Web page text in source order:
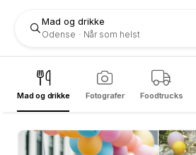
Mad og drikke
Odense Når som helst
Mad og drikke Fotografer Foodtrucks